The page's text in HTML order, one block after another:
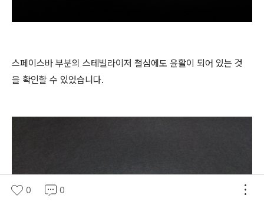
스페이스바 부분의 스테빌라이저 철심에도 윤활이 되어 있는 것
을 확인할 수 있었습니다.
0 0